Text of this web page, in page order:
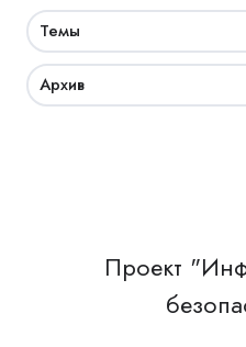
Темы
Архив
Проект